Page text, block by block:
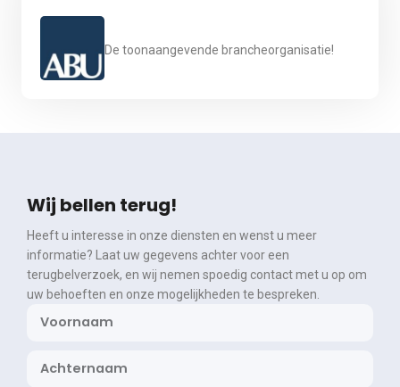
De toonaangevende brancheorganisatie!
Wij bellen terug!
Heeft u interesse in onze diensten en wenst u meer
informatie? Laat uw gegevens achter voor een
terugbelverzoek, en wij nemen spoedig contact met u op om
uw behoeften en onze mogelijkheden te bespreken.